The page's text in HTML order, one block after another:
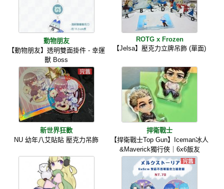
動物朋友
【動物朋友】透明雙面掛件 - 幸運
獸 Boss
ROTG x Frozen
【Jelsa】壓克力立牌吊飾 (單面)
新世界狂歡
NU 幼年八艾貼貼 壓克力吊飾
捍衛戰士
【捍衛戰士Top Gun】Iceman冰人
&Maverick獨行俠｜6x6飯友